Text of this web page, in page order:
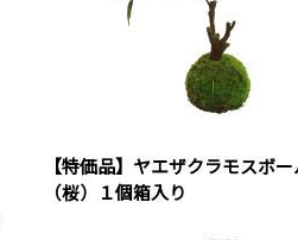
【特価品】ヤエザクラモスボ
（桜）１個箱入り